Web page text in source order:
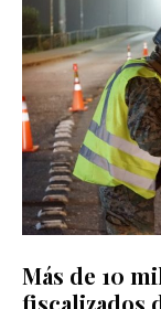
Más de 10